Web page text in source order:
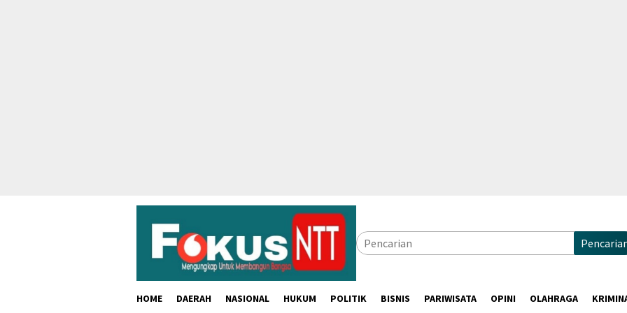
HOME DAERAH NASIONAL HUKUM POLITIK BISNIS PARIWISATA OPINI OLAHRAGA